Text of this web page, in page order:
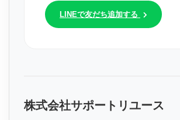
LINEで友だち追加する
株式会社サポートリユース